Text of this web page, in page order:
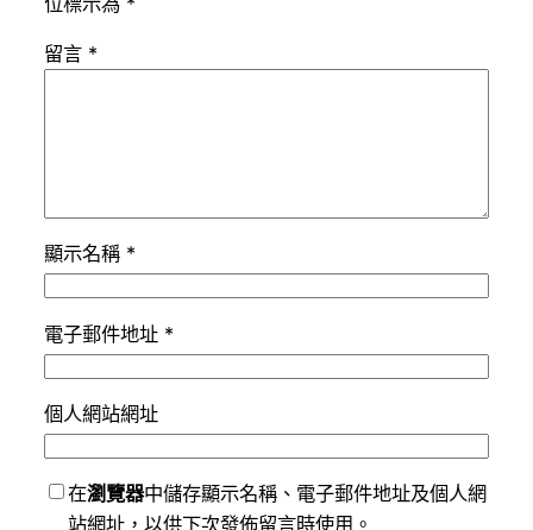
留言 *
顯示名稱 *
電子郵件地址 *
個人網站網址
在瀏覽器中儲存顯示名稱、電子郵件地址及個人網
站網址，以供下次發佈留言時使用。